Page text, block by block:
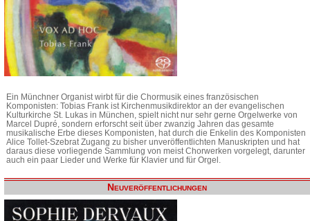
Ein Münchner Organist wirbt für die Chormusik eines französischen
Komponisten: Tobias Frank ist Kirchenmusikdirektor an der evangelischen
Kulturkirche St. Lukas in München, spielt nicht nur sehr gerne Orgelwerke von
Marcel Dupré, sondern erforscht seit über zwanzig Jahren das gesamte
musikalische Erbe dieses Komponisten, hat durch die Enkelin des Komponisten
Alice Tollet-Szebrat Zugang zu bisher unveröffentlichten Manuskripten und hat
daraus diese vorliegende Sammlung von meist Chorwerken vorgelegt, darunter
auch ein paar Lieder und Werke für Klavier und für Orgel.
Neuveröffentlichungen